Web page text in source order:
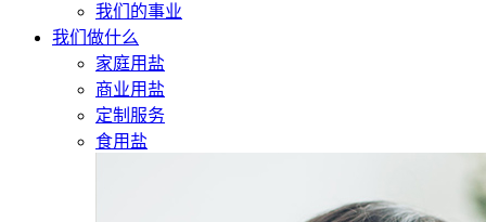
我们的事业
我们做什么
家庭用盐
商业用盐
定制服务
食用盐